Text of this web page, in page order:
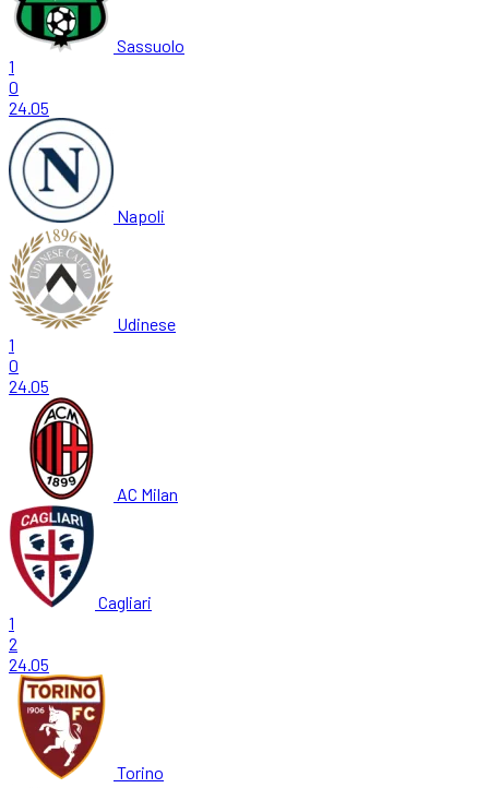
Sassuolo
1
0
24.05
Napoli
Udinese
1
0
24.05
AC Milan
Cagliari
1
2
24.05
Torino